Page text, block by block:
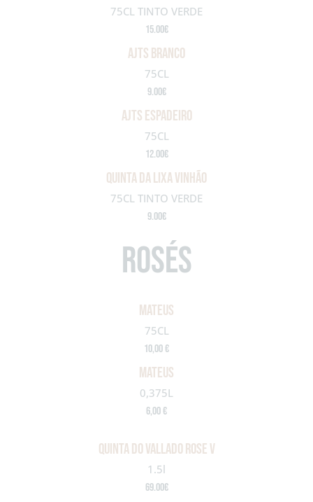
75CL TINTO VERDE
15.00€
AJTS BRANCO
75CL
9.00€
AJTS ESPADEIRO
75CL
12.00€
QUINTA DA LIXA VINHÃO
75CL TINTO VERDE
9.00€
ROSÉs
MATEUS
75CL
10,00 €
MATEUS
0,375L
6,00 €
quinta do vallado rose v
1.5l
69.00€